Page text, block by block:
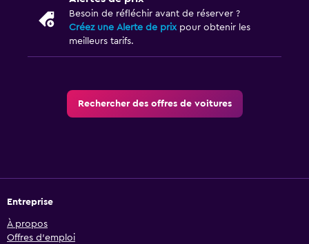
Besoin de réfléchir avant de réserver ?
Créez une Alerte de prixpour obtenir les
meilleurs tarifs.
Rechercher des offres de voitures
Entreprise
À propos
Offres d’emploi